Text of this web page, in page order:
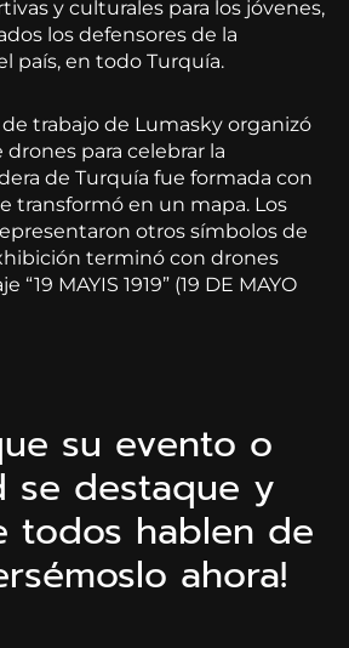
y culturales para los jóvenes,
los defensores de la
país, en todo Turquía.
trabajo de Lumasky organizó
para celebrar la
de Turquía fue formada con
transformó en un mapa. Los
otros símbolos de
terminó con drones
MAYIS 1919” (19 DE MAYO
su evento o
se destaque y
todos hablen de
ahora!